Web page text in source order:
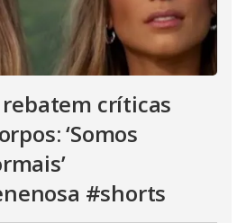
rebatem críticas
‘Somos
#shorts